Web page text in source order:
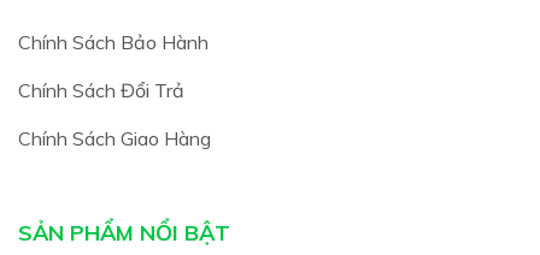
Chính Sách Bảo Hành
Chính Sách Đổi Trả
Chính Sách Giao Hàng
SẢN PHẨM NỔI BẬT